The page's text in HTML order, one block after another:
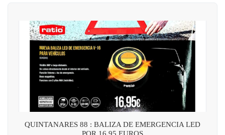
QUINTANARES 88 : BALIZA DE EMERGENCIA LED